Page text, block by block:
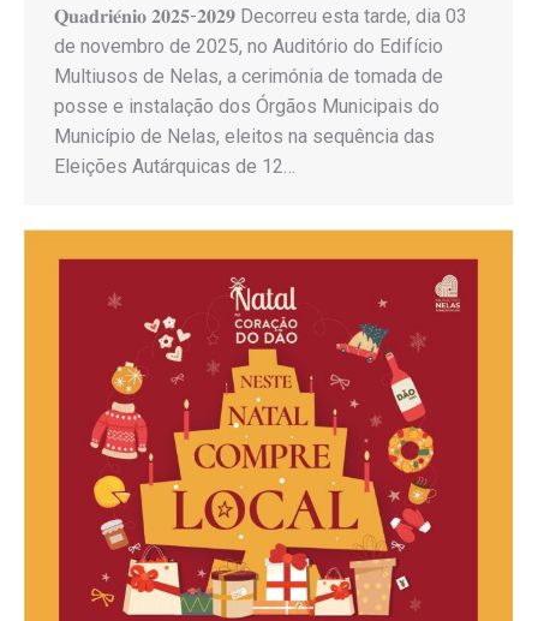
𝐐𝐮𝐚𝐝𝐫𝐢𝐞́𝐧𝐢𝐨 𝟐𝟎𝟐𝟓-𝟐𝟎𝟐𝟗 Decorreu esta tarde, dia 03
de novembro de 2025, no Auditório do Edifício
Multiusos de Nelas, a cerimónia de tomada de
posse e instalação dos Órgãos Municipais do
Município de Nelas, eleitos na sequência das
Eleições Autárquicas de 12…